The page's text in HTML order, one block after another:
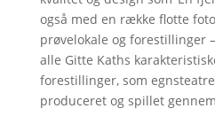
også med en række flotte
prøvelokale og forestillinger
alle Gitte Kaths
forestillinger, som
produceret og spillet